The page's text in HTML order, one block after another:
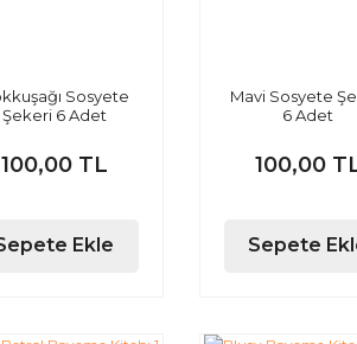
Sosyete
Şekeri 6 Adet
100,00 TL
Ekle
Mavi Sosyete
6 Adet
100,00
Sepete